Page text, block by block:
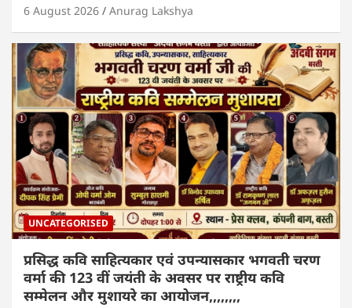
6 August 2026 Anurag Lakshya
UNCATEGORISED
प्रसिद्ध कवि साहित्यकार एवं उपन्यासकार भगवती चरण
वर्मा की 123 वीं जयंती के अवसर पर राष्ट्रीय कवि
सम्मेलन और मुशायरे का आयोजन,,,,,,,,